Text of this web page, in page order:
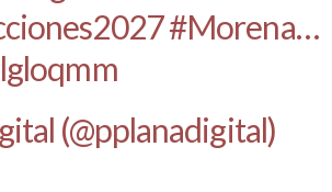
#Morena…
(@pplanadigital)